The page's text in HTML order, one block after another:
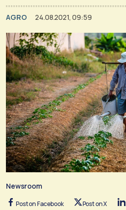
AGRO 24.08.2021, 09:59
Newsroom
Post on Facebook Post on X